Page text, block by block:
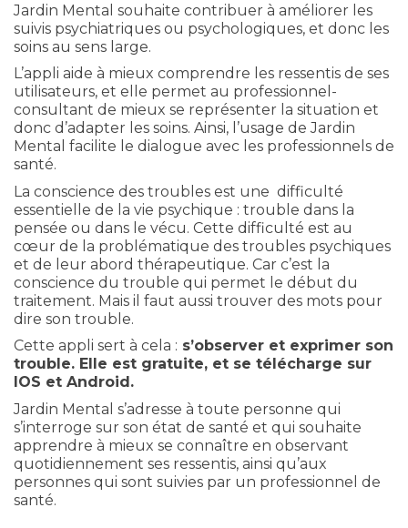
Jardin Mental souhaite contribuer à améliorer les
suivis psychiatriques ou psychologiques, et donc les
soins au sens large.
L’appli aide à mieux comprendre les ressentis de ses
utilisateurs, et elle permet au professionnel-
consultant de mieux se représenter la situation et
donc d’adapter les soins. Ainsi, l’usage de Jardin
Mental facilite le dialogue avec les professionnels de
santé.
La conscience des troubles est une difficulté
essentielle de la vie psychique : trouble dans la
pensée ou dans le vécu. Cette difficulté est au
cœur de la problématique des troubles psychiques
et de leur abord thérapeutique. Car c’est la
conscience du trouble qui permet le début du
traitement. Mais il faut aussi trouver des mots pour
dire son trouble.
Cette appli sert à cela : s’observer et exprimer son
trouble. Elle est gratuite, et se télécharge sur
IOS et Android.
Jardin Mental s’adresse à toute personne qui
s’interroge sur son état de santé et qui souhaite
apprendre à mieux se connaître en observant
quotidiennement ses ressentis, ainsi qu’aux
personnes qui sont suivies par un professionnel de
santé.